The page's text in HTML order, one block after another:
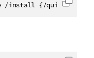
{/quiet/passive}Copier